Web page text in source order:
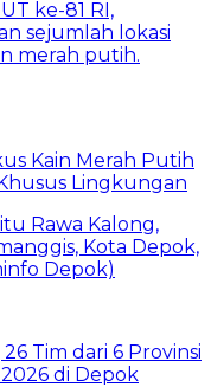
Kain Merah Putih
Lingkungan
Tim dari 6 Provinsi
di Depok